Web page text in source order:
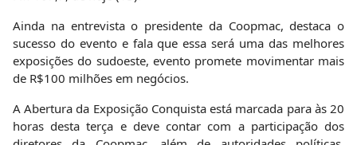
Ainda na entrevista o presidente da Coopmac, destaca o
sucesso do evento e fala que essa será uma das melhores
exposições do sudoeste, evento promete movimentar mais
de R$100 milhões em negócios.
A Abertura da Exposição Conquista está marcada para às 20
horas desta terça e deve contar com a participação dos